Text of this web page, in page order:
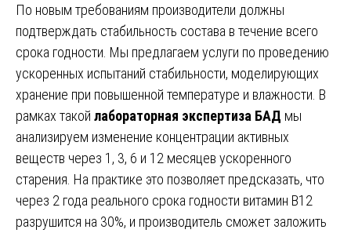
По новым требованиям производители должны
подтверждать стабильность состава в течение всего
срока годности. Мы предлагаем услуги по проведению
ускоренных испытаний стабильности, моделирующих
хранение при повышенной температуре и влажности. В
рамках такой лабораторная экспертиза БАД мы
анализируем изменение концентрации активных
веществ через 1, 3, 6 и 12 месяцев ускоренного
старения. На практике это позволяет предсказать, что
через 2 года реального срока годности витамин B12
разрушится на 30%, и производитель сможет заложить